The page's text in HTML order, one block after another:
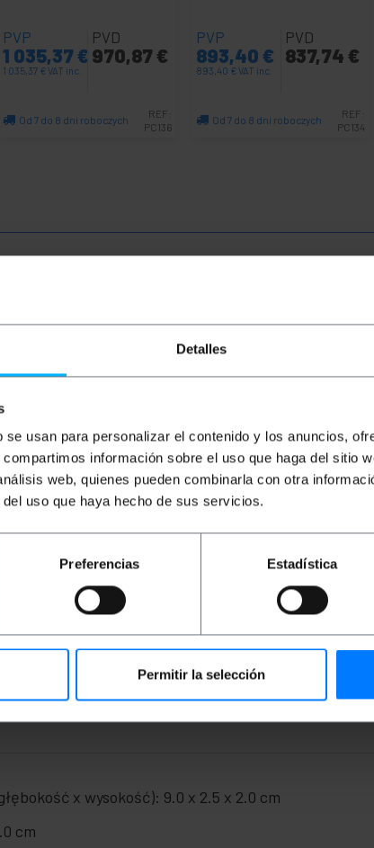
Detalles
usan para personalizar el contenido y los anuncios,
información sobre el uso que haga del sitio
web, quienes pueden combinarla con otra
uso que haya hecho de sus servicios.
Preferencias Estadística
Permitir la selección
PVP
1 035,37€
1 035,37 €VAT inc.
PVD
970,87 €
Od 7 do 8 dni roboczych
REF:
PC136
PVP
893,40 €
893,40 €VAT inc.
PVD
837,74 €
Od 7 do 8 dni roboczych
REF:
PC134
Fourier Transform) w czasie rzeczywistym. Ta
że rejestrator danych może wykryć każdą
być używany do monitorowania wszelkich zmian
z oznaczeniem PCE-VD 3.
danych z trójosiowym czujnikiem przyspieszenia
medycyny, rejestracji ruchów od 1 do 3 osi.
oprogramowania do automatycznej rejestracji.
PC lub laptopa przez port USB.
w osiach.
x wysokość): 9.0 x 2.5 x 2.0 cm
cm